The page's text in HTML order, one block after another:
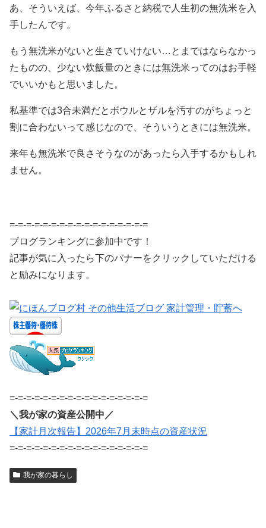
あ、そういえば、今年ふるさと納税で人生初の無洗米を入
手したんです。
もう無洗米がないと生きていけない…とまではならなかっ
たものの、少ない炊飯量のときには無洗米ってのはお手軽
でいいかもと思いました。
私基準では3合未満だとボウルとザルを汚すのがちょっと
割に合わないって感じなので、そういうときには無洗米。
来年も無洗米で良さそうなのがあったら入手するかもしれ
ません。
=-=-=-=-=-=-=-=-=-=-=-=-=-=-=-=-=
ブログランキングに参加中です！
記事が気に入ったら下のバナーをクリックしていただける
と励みになります。
=-=-=-=-=-=-=-=-=-=-=-=-=-=-=-=-=
＼我が家の資産公開中／
【家計月次報告】2026年7月末時点の資産状況
=-=-=-=-=-=-=-=-=-=-=-=-=-=-=-=-=
我が家の暮らし